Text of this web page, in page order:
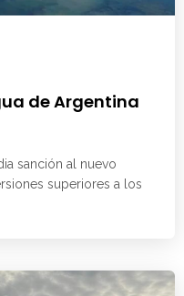
de Argentina
sanción al nuevo
superiores a los